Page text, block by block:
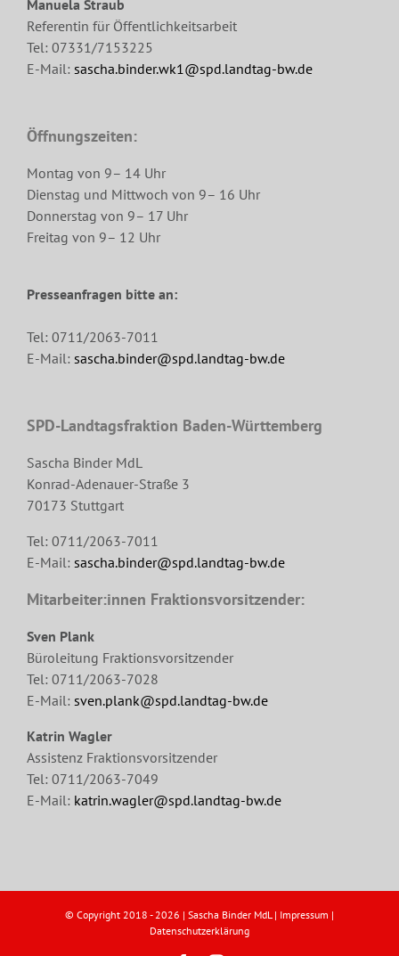
Manuela Straub
Referentin für Öffentlichkeitsarbeit
Tel: 07331/7153225
E-Mail: sascha.binder.wk1@spd.landtag-bw.de
Öffnungszeiten:
Montag von 9– 14 Uhr
Dienstag und Mittwoch von 9– 16 Uhr
Donnerstag von 9– 17 Uhr
Freitag von 9– 12 Uhr
Presseanfragen bitte an:
Tel: 0711/2063-7011
E-Mail: sascha.binder@spd.landtag-bw.de
SPD-Landtagsfraktion Baden-Württemberg
Sascha Binder MdL
Konrad-Adenauer-Straße 3
70173 Stuttgart
Tel: 0711/2063-7011
E-Mail: sascha.binder@spd.landtag-bw.de
Mitarbeiter:innen Fraktionsvorsitzender:
Sven Plank
Büroleitung Fraktionsvorsitzender
Tel: 0711/2063-7028
E-Mail: sven.plank@spd.landtag-bw.de
Katrin Wagler
Assistenz Fraktionsvorsitzender
Tel: 0711/2063-7049
E-Mail: katrin.wagler@spd.landtag-bw.de
© Copyright 2018 -2026 | Sascha Binder MdL | Impressum |
Datenschutzerklärung